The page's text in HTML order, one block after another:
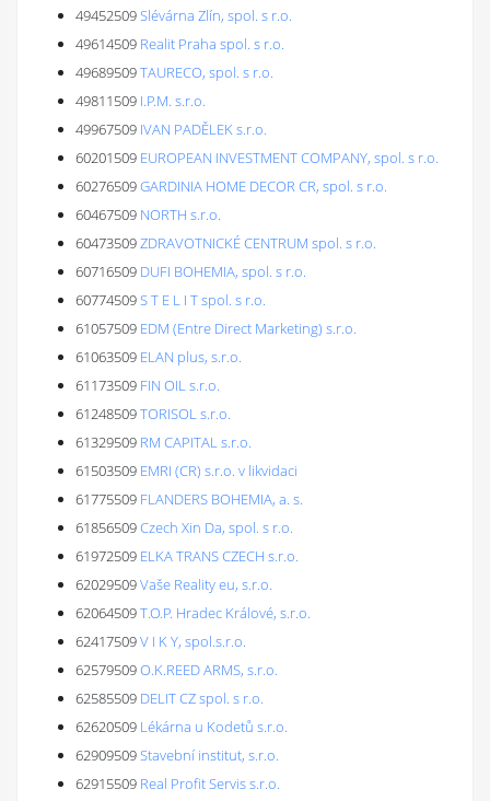
49452509Slévárna Zlín, spol. s r.o.
49614509 Realit Praha spol. s r.o.
49689509TAURECO, spol. s r.o.
49811509 I.P.M. s.r.o.
49967509 IVAN PADĚLEK s.r.o.
60201509 EUROPEAN INVESTMENT COMPANY, spol. s r.o.
60276509GARDINIA HOME DECOR CR, spol. s r.o.
60467509 NORTH s.r.o.
60473509ZDRAVOTNICKÉ CENTRUM spol. s r.o.
60716509 DUFI BOHEMIA, spol. s r.o.
60774509S T E L I T spol. s r.o.
61057509 EDM (Entre Direct Marketing) s.r.o.
61063509 ELAN plus, s.r.o.
61173509 FIN OIL s.r.o.
61248509TORISOL s.r.o.
61329509 RM CAPITAL s.r.o.
61503509 EMRI (CR) s.r.o. v likvidaci
61775509 FLANDERS BOHEMIA, a. s.
61856509Czech Xin Da, spol. s r.o.
61972509 ELKA TRANS CZECH s.r.o.
62029509Vaše Reality eu, s.r.o.
62064509T.O.P. Hradec Králové, s.r.o.
62417509V I K Y, spol.s.r.o.
62579509O.K.REED ARMS, s.r.o.
62585509 DELIT CZ spol. s r.o.
62620509 Lékárna u Kodetů s.r.o.
62909509Stavební institut, s.r.o.
62915509 Real Profit Servis s.r.o.